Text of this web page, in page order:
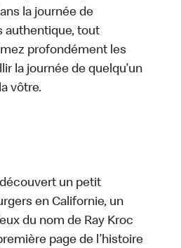
la journée de
authentique, tout
profondément les
la journée de quelqu’un
vôtre.
découvert un petit
en Californie, un
du nom de Ray Kroc
page de l’histoire